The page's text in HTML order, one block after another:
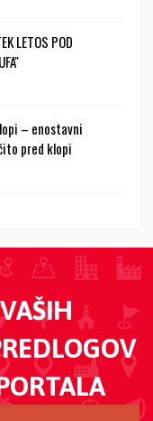
LETOS POD
– enostavni
pred klopi